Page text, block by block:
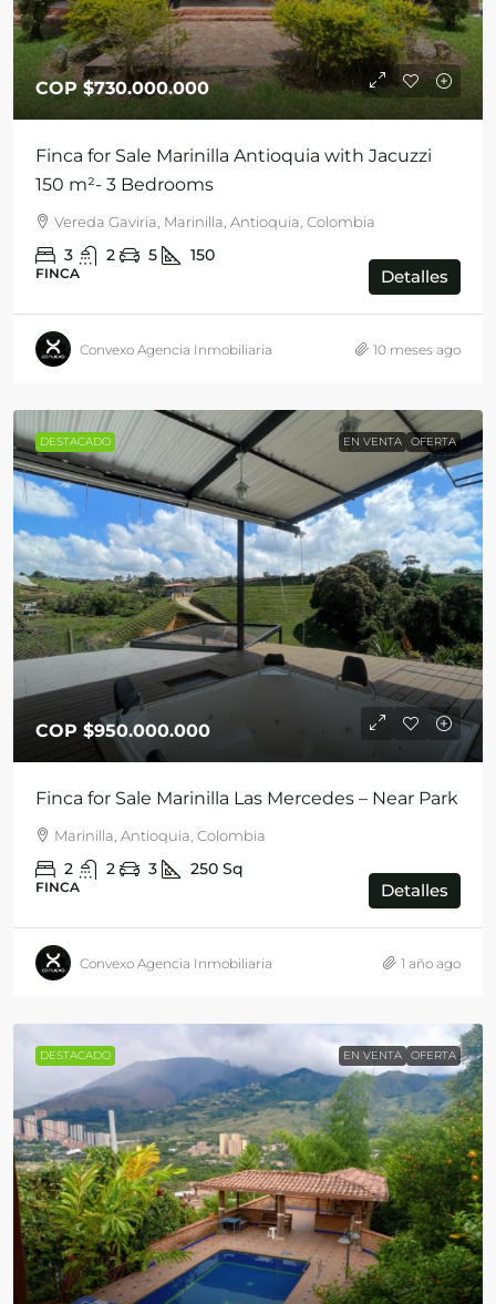
COP$730.000.000
Finca for Sale Marinilla Antioquia with Jacuzzi
150 m²- 3 Bedrooms
Vereda Gaviria, Marinilla, Antioquia, Colombia
3 2 5 150
FINCA Detalles
Convexo Agencia Inmobiliaria 10 meses ago
DESTACADO EN VENTA OFERTA
COP $950.000.000
Finca for Sale Marinilla Las Mercedes – Near Park
Marinilla, Antioquia, Colombia
2 2 3 250 Sq
FINCA Detalles
Convexo Agencia Inmobiliaria 1 año ago
DESTACADO EN VENTA OFERTA